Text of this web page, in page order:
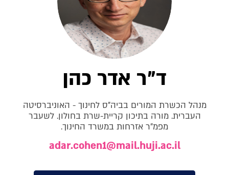
ד"ר אדר כהן
מנהל הכשרת המורים בביה"ס לחינוך - האוניברסיטה
העברית. מורה בתיכון קריית-שרת בחולון. לשעבר
מפמ"ר אזרחות במשרד החינוך.
adar.cohen1@mail.huji.ac.il